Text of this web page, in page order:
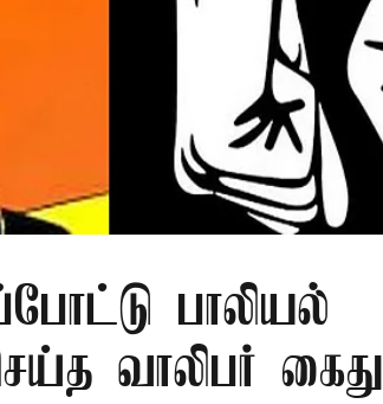
பாலியல்
வாலிபர் கைது